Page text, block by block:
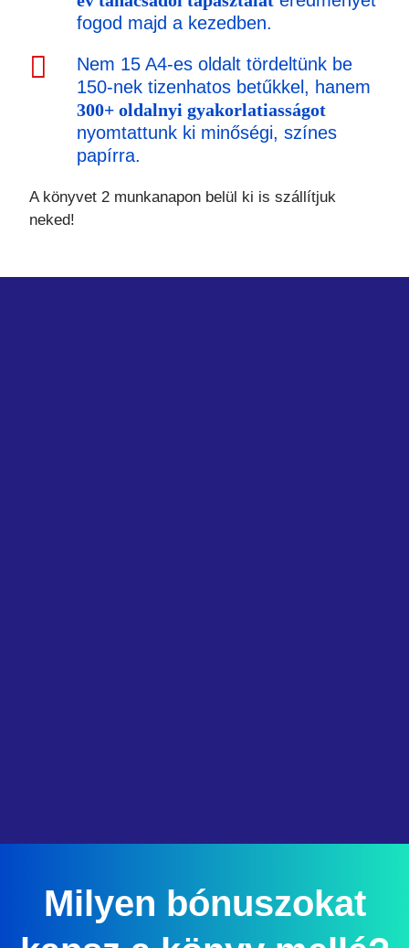
fogod majd a kezedben.
Nem 15 A4-es oldalt tördeltünk be
150-nek tizenhatos betűkkel, hanem
300+ oldalnyi gyakorlatiasságot
nyomtattunk ki minőségi, színes
papírra.
A könyvet 2 munkanapon belül ki is szállítjuk
neked!
Milyen bónuszokat